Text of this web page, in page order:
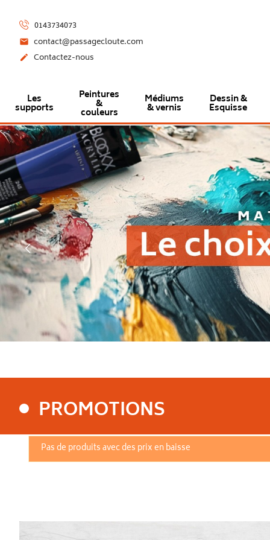
0143734073
 contact@passagecloute.com
 Contactez-nous
Les
supports
Peintures
&
couleurs
Médiums
& vernis
Dessin &
Esquisse
PROMOTIONS
Pas de produits avec des prix en baisse